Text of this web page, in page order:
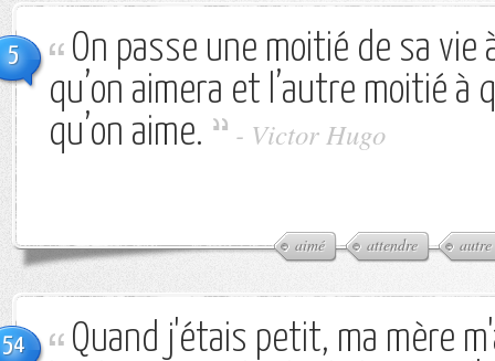
5
On passe une moitié de sa vie
qu’on aimera et l’autre moitié à
qu’on aime.
- Victor Hugo
aimé attendre autre
54
Quand j'étais petit, ma mère